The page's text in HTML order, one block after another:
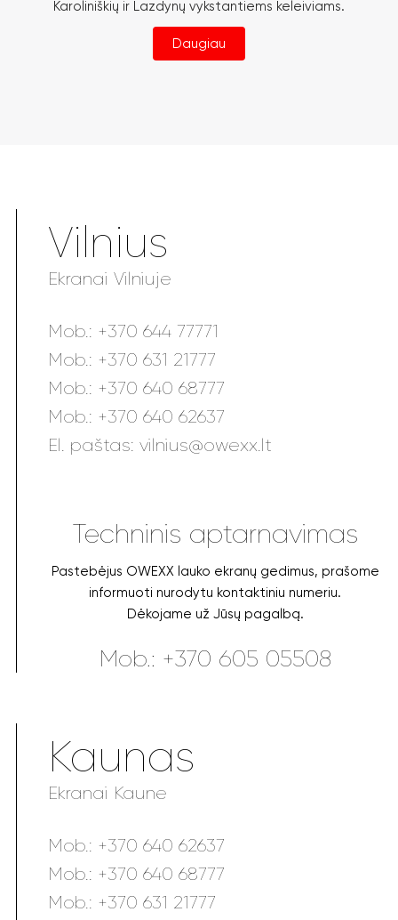
Karoliniškių ir Lazdynų vykstantiems keleiviams.
Daugiau
Vilnius
Ekranai Vilniuje
Mob.: +370 644 77771
Mob.: +370 631 21777
Mob.: +370 640 68777
Mob.: +370 640 62637
El. paštas: vilnius@owexx.lt
Techninis aptarnavimas
Pastebėjus OWEXX lauko ekranų gedimus, prašome
informuoti nurodytu kontaktiniu numeriu.
Dėkojame už Jūsų pagalbą.
Mob.: +370 605 05508
Kaunas
Ekranai Kaune
Mob.: +370 640 62637
Mob.: +370 640 68777
Mob.: +370 631 21777